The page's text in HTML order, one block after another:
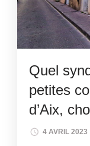
Quel
petites
d’Aix,
4 AVRIL 2023